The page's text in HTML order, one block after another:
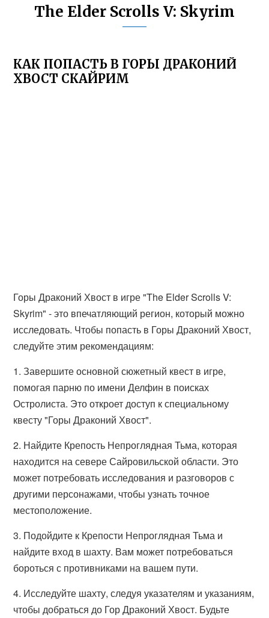
The Elder Scrolls V: Skyrim
КАК ПОПАСТЬ В ГОРЫ ДРАКОНИЙ
ХВОСТ СКАЙРИМ
Горы Драконий Хвост в игре "The Elder Scrolls V:
Skyrim" - это впечатляющий регион, который можно
исследовать. Чтобы попасть в Горы Драконий Хвост,
следуйте этим рекомендациям:
1. Завершите основной сюжетный квест в игре,
помогая парню по имени Делфин в поисках
Остролиста. Это откроет доступ к специальному
квесту "Горы Драконий Хвост".
2. Найдите Крепость Непроглядная Тьма, которая
находится на севере Сайровильской области. Это
может потребовать исследования и разговоров с
другими персонажами, чтобы узнать точное
местоположение.
3. Подойдите к Крепости Непроглядная Тьма и
найдите вход в шахту. Вам может потребоваться
бороться с противниками на вашем пути.
4. Исследуйте шахту, следуя указателям и указаниям,
чтобы добраться до Гор Драконий Хвост. Будьте